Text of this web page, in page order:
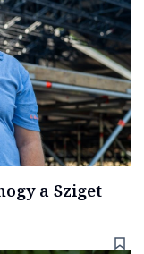
a Sziget